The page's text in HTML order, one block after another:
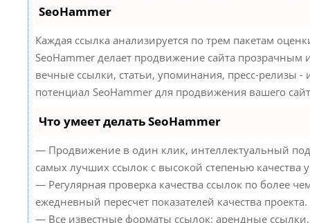
SeoHammer
Каждая ссылка анализируется по трем пакетам
SeoHammer делает продвижение сайта прозрачным
вечные ссылки, статьи, упоминания, пресс-релизы -
потенциал SeoHammer для продвижения вашего
Что умеет делать SeoHammer
— Продвижение в один клик, интеллектуальный
самых лучших ссылок с высокой степенью качества
— Регулярная проверка качества ссылок по более
ежедневный пересчет показателей качества проекта.
— Все известные форматы ссылок: арендные